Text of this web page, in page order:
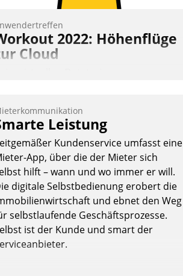
2022: Höhenflüge
Cloud
kurzweilige Einblicke in
Cloud-Strategien und -
mit hohem Zukunftspotenzial.
Andreas Lerchner
Leistung
Kundenservice umfasst eine
App, über die der Mieter sich
hilft – wann und wo immer er will.
digitale Selbstbedienung erobert die
und ebnet den Weg
selbstlaufende Geschäftsprozesse.
ist der Kunde und smart der